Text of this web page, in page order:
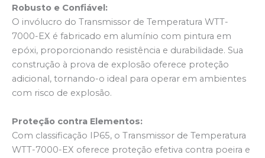
Robusto e Confiável:
O invólucro do Transmissor de Temperatura WTT-
7000-EX é fabricado em alumínio com pintura em
epóxi, proporcionando resistência e durabilidade. Sua
construção à prova de explosão oferece proteção
adicional, tornando-o ideal para operar em ambientes
com risco de explosão.
Proteção contra Elementos:
Com classificação IP65, o Transmissor de Temperatura
WTT-7000-EX oferece proteção efetiva contra poeira e